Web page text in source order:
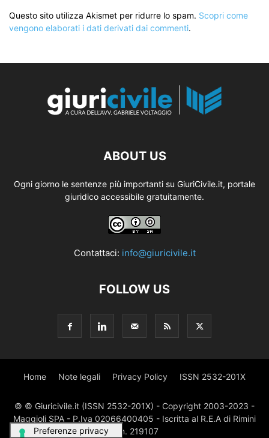
Questo sito utilizza Akismet per ridurre lo spam. Scopri come
vengono elaborati i dati derivati dai commenti.
ABOUT US
Ogni giorno le sentenze più importanti su GiuriCivile.it, portale
giuridico accessibile gratuitamente.
Contattaci: info@giuricivile.it
FOLLOW US
Home Note legali Privacy Policy ISSN 2532-201X
© © Giuricivile.it (ISSN 2532-201X) - Copyright 2003-2023 -
Maggioli SPA - P.Iva 02066400405 - Iscritta al R.E.A di Rimini
al n. 219107